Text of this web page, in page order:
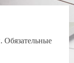
Обязательные